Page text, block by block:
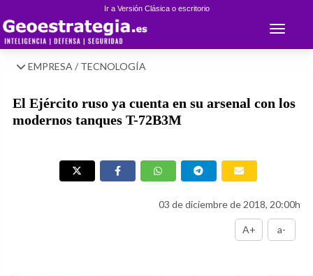
Ir a Versión Clásica o escritorio
Toggle
EMPRESA / TECNOLOGÍA
El Ejército ruso ya cuenta en su arsenal con los
modernos tanques T-72B3M
03 de diciembre de 2018, 20:00h
A+ a-